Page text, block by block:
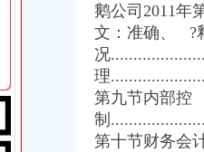
网
渝北区双凤桥道路清扫车
证券之星
业有限公司股权项目资产评估
列表网
贴细则期限至今年底_搜狐
鹅公司2011年
文：准确、 ?
况
理
第九节内部控
制
第十节财务会